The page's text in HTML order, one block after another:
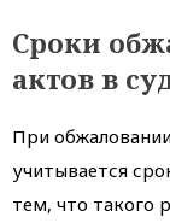
Сроки
актов в
При
учитывается
тем, что такого